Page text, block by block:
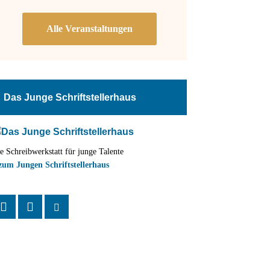
Das Junge Schriftstellerhaus
Schreibwerkstatt für junge Talente
Jungen Schriftstellerhaus